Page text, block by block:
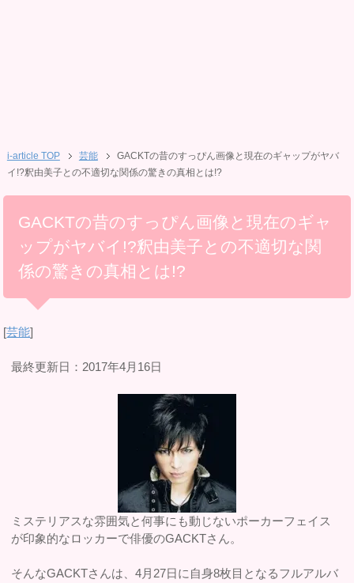
i-article TOP 芸能
GACKTの昔のすっぴん画像と現在のギャップがヤバ
イ!?釈由美子との不適切な関係の驚きの真相とは!?
GACKTの昔のすっぴん画像と現在のギャ
ップがヤバイ!?釈由美子との不適切な関
係の驚きの真相とは!?
[芸能]
最終更新日：2017年4月16日
ミステリアスな雰囲気と何事にも動じないポーカーフェイス
が印象的なロッカーで俳優のGACKTさん。
そんなGACKTさんは、4月27日に自身8枚目となるフルアルバ